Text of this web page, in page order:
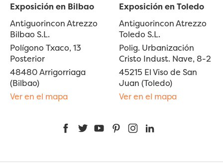
Exposición en Bilbao
Antiguorincon Atrezzo
Bilbao S.L.
Polígono Txaco, 13
Posterior
48480 Arrigorriaga
(Bilbao)
Ver en el mapa
Exposición en Toledo
Antiguorincon Atrezzo
Toledo S.L.
Polig. Urbanización
Cristo Indust. Nave, 8-2
45215 El Viso de San
Juan (Toledo)
Ver en el mapa
FacebookTwitterYouTubePinterestInstagram